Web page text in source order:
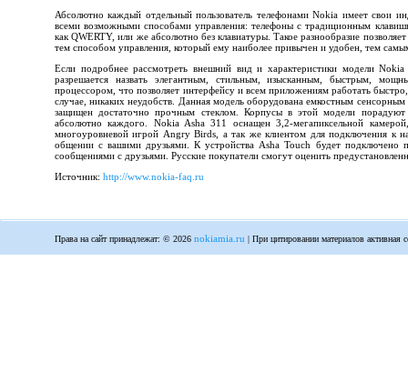
Абсолютно каждый отдельный пользователь телефонами Nokia имеет свои
всеми возможными способами управления: телефоны с традиционным
как QWERTY, или же абсолютно без клавиатуры. Такое разнообразие
тем способом управления, который ему наиболее привычен и удобен, тем
Если подробнее рассмотреть внешний вид и характеристики модели
разрешается назвать элегантным, стильным, изысканным, быстрым,
процессором, что позволяет интерфейсу и всем приложениям работать
случае, никаких неудобств. Данная модель оборудована емкостным
защищен достаточно прочным стеклом. Корпусы в этой модели порадуют
абсолютно каждого. Nokia Asha 311 оснащен 3,2-мегапиксельной
многоуровневой игрой Angry Birds, а так же клиентом для подключения к
общении с вашими друзьями. К устройства Asha Touch будет подключено
сообщениями с друзьями. Русские покупатели смогут оценить
Источник: http://www.nokia-faq.ru
Права на сайт принадлежат: © 2026 nokiamia.ru | При цитировании материалов активная